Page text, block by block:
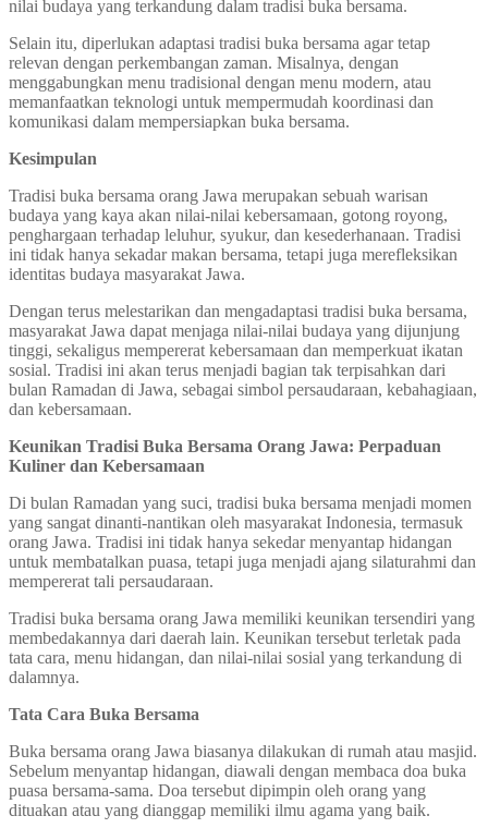
nilai budaya yang terkandung dalam tradisi buka bersama.
Selain itu, diperlukan adaptasi tradisi buka bersama agar tetap
relevan dengan perkembangan zaman. Misalnya, dengan
menggabungkan menu tradisional dengan menu modern, atau
memanfaatkan teknologi untuk mempermudah koordinasi dan
komunikasi dalam mempersiapkan buka bersama.
Kesimpulan
Tradisi buka bersama orang Jawa merupakan sebuah warisan
budaya yang kaya akan nilai-nilai kebersamaan, gotong royong,
penghargaan terhadap leluhur, syukur, dan kesederhanaan. Tradisi
ini tidak hanya sekadar makan bersama, tetapi juga merefleksikan
identitas budaya masyarakat Jawa.
Dengan terus melestarikan dan mengadaptasi tradisi buka bersama,
masyarakat Jawa dapat menjaga nilai-nilai budaya yang dijunjung
tinggi, sekaligus mempererat kebersamaan dan memperkuat ikatan
sosial. Tradisi ini akan terus menjadi bagian tak terpisahkan dari
bulan Ramadan di Jawa, sebagai simbol persaudaraan, kebahagiaan,
dan kebersamaan.
Keunikan Tradisi Buka Bersama Orang Jawa: Perpaduan
Kuliner dan Kebersamaan
Di bulan Ramadan yang suci, tradisi buka bersama menjadi momen
yang sangat dinanti-nantikan oleh masyarakat Indonesia, termasuk
orang Jawa. Tradisi ini tidak hanya sekedar menyantap hidangan
untuk membatalkan puasa, tetapi juga menjadi ajang silaturahmi dan
mempererat tali persaudaraan.
Tradisi buka bersama orang Jawa memiliki keunikan tersendiri yang
membedakannya dari daerah lain. Keunikan tersebut terletak pada
tata cara, menu hidangan, dan nilai-nilai sosial yang terkandung di
dalamnya.
Tata Cara Buka Bersama
Buka bersama orang Jawa biasanya dilakukan di rumah atau masjid.
Sebelum menyantap hidangan, diawali dengan membaca doa buka
puasa bersama-sama. Doa tersebut dipimpin oleh orang yang
dituakan atau yang dianggap memiliki ilmu agama yang baik.